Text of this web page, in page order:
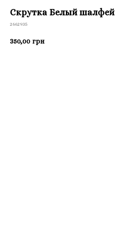
Скрутка Белый шалфей
2662935
350,00 грн